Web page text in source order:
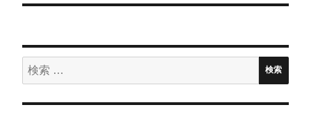
シ
ョ
ン
検
索:
検索